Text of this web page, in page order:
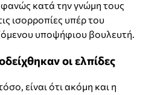
κατά την γνώμη τους
ισορροπίες υπέρ του
υποψήφιου βουλευτή.
οι ελπίδες
είναι ότι ακόμη και η